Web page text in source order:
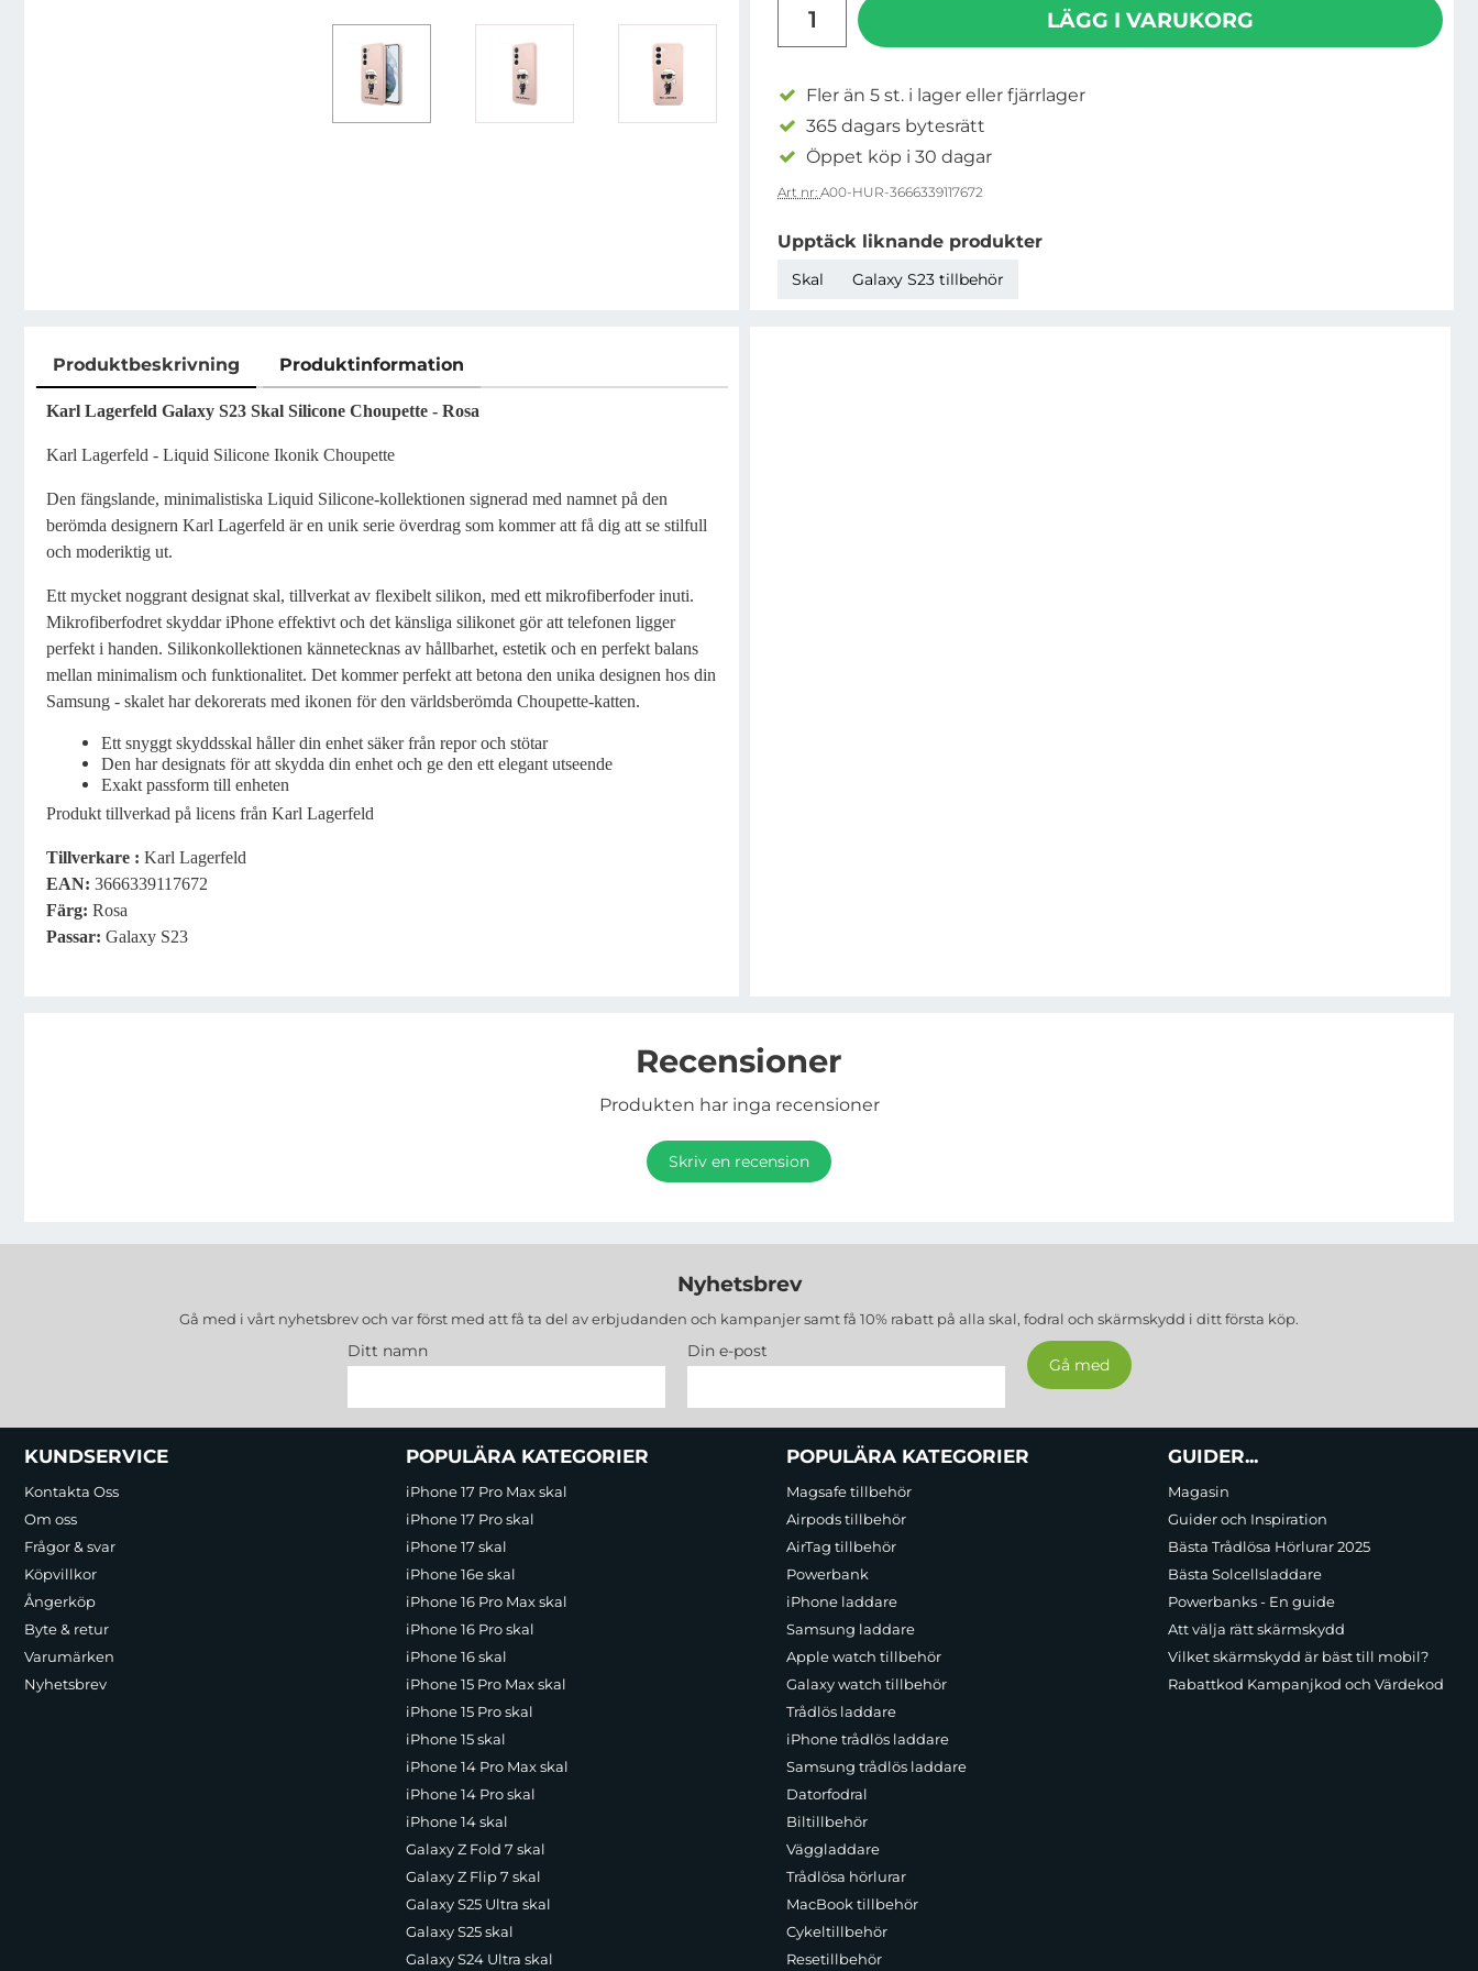
LÄGG I VARUKORG
Fler än 5 st. i lager eller fjärrlager
365 dagars bytesrätt
Öppet köp i 30 dagar
Art nr: A00-HUR-3666339117672
Upptäck liknande produkter
Skal Galaxy S23 tillbehör
Produktbeskrivning Produktinformation
Produktbeskrivning
Karl Lagerfeld Galaxy S23 Skal Silicone Choupette - Rosa
Karl Lagerfeld - Liquid Silicone Ikonik Choupette
Den fängslande, minimalistiska Liquid Silicone-kollektionen signerad med namnet på den
berömda designern Karl Lagerfeld är en unik serie överdrag som kommer att få dig att se stilfull
och moderiktig ut.
Ett mycket noggrant designat skal, tillverkat av flexibelt silikon, med ett mikrofiberfoder inuti.
Mikrofiberfodret skyddar iPhone effektivt och det känsliga silikonet gör att telefonen ligger
perfekt i handen. Silikonkollektionen kännetecknas av hållbarhet, estetik och en perfekt balans
mellan minimalism och funktionalitet. Det kommer perfekt att betona den unika designen hos din
Samsung - skalet har dekorerats med ikonen för den världsberömda Choupette-katten.
Ett snyggt skyddsskal håller din enhet säker från repor och stötar
Den har designats för att skydda din enhet och ge den ett elegant utseende
Exakt passform till enheten
Produkt tillverkad på licens från Karl Lagerfeld
Tillverkare : Karl Lagerfeld
EAN: 3666339117672
Färg: Rosa
Passar: Galaxy S23
Recensioner
Produkten har inga recensioner
Skriv en recension
Nyhetsbrev
Gå med i vårt nyhetsbrev och var först med att få ta del av erbjudanden och kampanjer samt få 10% rabatt på alla skal, fodral och skärmskydd i ditt första köp.
Ditt namn Din e-post
Sidfot Blandad info och länkar
KUNDSERVICE
Kontakta Oss
Om oss
Frågor & svar
Köpvillkor
Ångerköp
Byte & retur
Varumärken
Nyhetsbrev
POPULÄRA KATEGORIER
iPhone 17 Pro Max skal
iPhone 17 Pro skal
iPhone 17 skal
iPhone 16e skal
iPhone 16 Pro Max skal
iPhone 16 Pro skal
iPhone 16 skal
iPhone 15 Pro Max skal
iPhone 15 Pro skal
iPhone 15 skal
iPhone 14 Pro Max skal
iPhone 14 Pro skal
iPhone 14 skal
Galaxy Z Fold 7 skal
Galaxy Z Flip 7 skal
Galaxy S25 Ultra skal
Galaxy S25 skal
Galaxy S24 Ultra skal
POPULÄRA KATEGORIER
Magsafe tillbehör
Airpods tillbehör
AirTag tillbehör
Powerbank
iPhone laddare
Samsung laddare
Apple watch tillbehör
Galaxy watch tillbehör
Trådlös laddare
iPhone trådlös laddare
Samsung trådlös laddare
Datorfodral
Biltillbehör
Väggladdare
Trådlösa hörlurar
MacBook tillbehör
Cykeltillbehör
Resetillbehör
GUIDER...
Magasin
Guider och Inspiration
Bästa Trådlösa Hörlurar 2025
Bästa Solcellsladdare
Powerbanks - En guide
Att välja rätt skärmskydd
Vilket skärmskydd är bäst till mobil?
Rabattkod Kampanjkod och Värdekod